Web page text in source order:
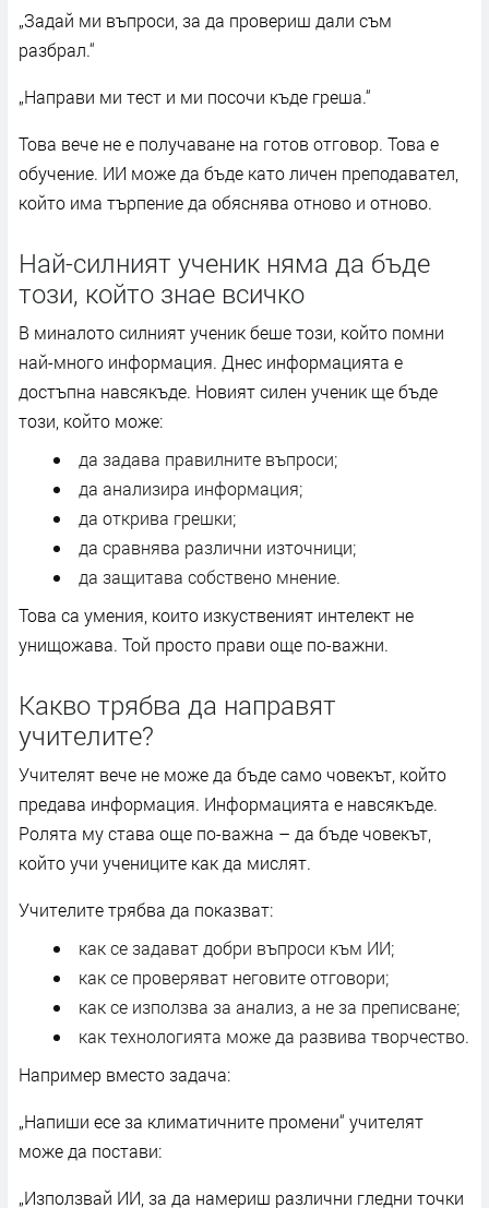
„Задай ми въпроси, за да провериш дали съм
разбрал.“
„Направи ми тест и ми посочи къде греша.“
Това вече не е получаване на готов отговор. Това е
обучение. ИИ може да бъде като личен преподавател,
който има търпение да обяснява отново и отново.
Най-силният ученик няма да бъде
този, който знае всичко
В миналото силният ученик беше този, който помни
най-много информация. Днес информацията е
достъпна навсякъде. Новият силен ученик ще бъде
този, който може:
да задава правилните въпроси;
да анализира информация;
да открива грешки;
да сравнява различни източници;
да защитава собствено мнение.
Това са умения, които изкуственият интелект не
унищожава. Той просто прави още по-важни.
Какво трябва да направят
учителите?
Учителят вече не може да бъде само човекът, който
предава информация. Информацията е навсякъде.
Ролята му става още по-важна – да бъде човекът,
който учи учениците как да мислят.
Учителите трябва да показват:
как се задават добри въпроси към ИИ;
как се проверяват неговите отговори;
как се използва за анализ, а не за преписване;
как технологията може да развива творчество.
Например вместо задача:
„Напиши есе за климатичните промени“ учителят
може да постави:
„Използвай ИИ, за да намериш различни гледни точки